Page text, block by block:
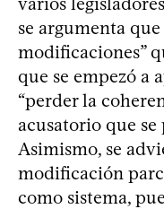
se argumenta que
modificaciones”
que se empezó a
“perder la
acusatorio que
Asimismo, se
modificación
como sistema,